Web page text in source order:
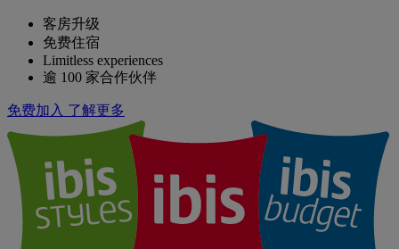
客房升级
免费住宿
Limitless experiences
逾 100 家合作伙伴
免费加入 了解更多